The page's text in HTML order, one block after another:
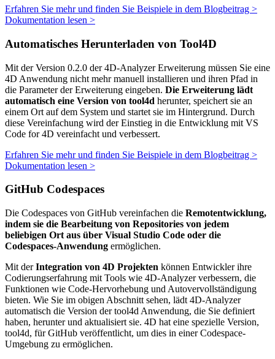
Erfahren Sie mehr und finden Sie Beispiele in dem Blogbeitrag >
Dokumentation lesen >
Automatisches Herunterladen von Tool4D
Mit der Version 0.2.0 der 4D-Analyzer Erweiterung müssen Sie eine
4D Anwendung nicht mehr manuell installieren und ihren Pfad in
die Parameter der Erweiterung eingeben. Die Erweiterung lädt
automatisch eine Version von tool4d herunter, speichert sie an
einem Ort auf dem System und startet sie im Hintergrund. Durch
diese Vereinfachung wird der Einstieg in die Entwicklung mit VS
Code for 4D vereinfacht und verbessert.
Erfahren Sie mehr und finden Sie Beispiele in dem Blogbeitrag >
Dokumentation lesen >
GitHub Codespaces
Die Codespaces von GitHub vereinfachen die Remotentwicklung,
indem sie die Bearbeitung von Repositories von jedem
beliebigen Ort aus über Visual Studio Code oder die
Codespaces-Anwendung ermöglichen.
Mit derIntegration von 4D Projekten können Entwickler ihre
Codierungserfahrung mit Tools wie 4D-Analyzer verbessern, die
Funktionen wie Code-Hervorhebung und Autovervollständigung
bieten. Wie Sie im obigen Abschnitt sehen, lädt 4D-Analyzer
automatisch die Version der tool4d Anwendung, die Sie definiert
haben, herunter und aktualisiert sie. 4D hat eine spezielle Version,
tool4d, für GitHub veröffentlicht, um dies in einer Codespace-
Umgebung zu ermöglichen.